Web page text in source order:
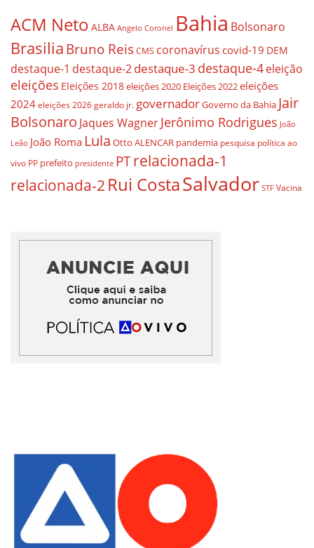
ACM Neto ALBA Angelo Coronel Bahia Bolsonaro
BrasiliaBruno ReisCMS coronavírus covid-19 DEM
destaque-1 destaque-2destaque-3 destaque-4eleição
eleições Eleições 2018eleições 2020 Eleições 2022eleições
2024 eleições 2026 geraldo jr. governadorGoverno da Bahia Jair
Bolsonaro Jaques WagnerJerônimo Rodrigues João
Leão João Roma Lula Otto ALENCAR pandemia pesquisa política ao
vivo PP prefeito presidente PTrelacionada-1
relacionada-2 Rui CostaSalvador STF Vacina